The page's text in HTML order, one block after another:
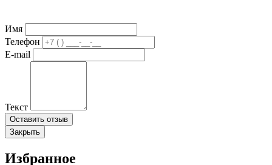
Имя
Телефон
E-mail
Текст
Оставить отзыв
Закрыть
Избранное